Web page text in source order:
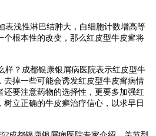
浅性淋巴结肿大，白细胞计数增高等
个根本性的改变，那么红皮型牛皮癣将
？成都银康银屑病医院表示红皮型牛
去掉一些可能会诱发红皮型牛皮癣病情
还要注意药物的选择性，更要多加强红
立正确的牛皮癣治疗信心，以求早日